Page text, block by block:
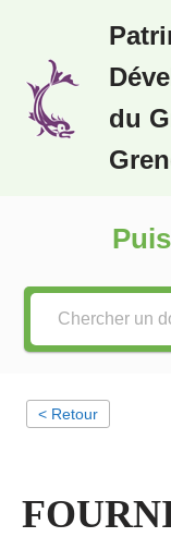
au
contenu
du
< Retour